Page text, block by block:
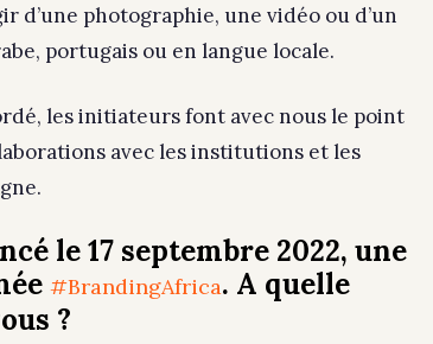
d’une photographie, une vidéo ou d’un
portugais ou en langue locale.
les initiateurs font avec nous le point
avec les institutions et les
le 17 septembre 2022, une
#BrandingAfrica. A quelle
?